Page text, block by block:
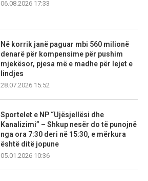
06.08.2026 17:33
Në korrik janë paguar mbi 560 milionë
denarë për kompensime për pushim
mjekësor, pjesa më e madhe për lejet e
lindjes
28.07.2026 15:52
Sportelet e NP “Ujësjellësi dhe
Kanalizimi” – Shkup nesër do të punojnë
nga ora 7:30 deri në 15:30, e mërkura
është ditë jopune
05.01.2026 10:36